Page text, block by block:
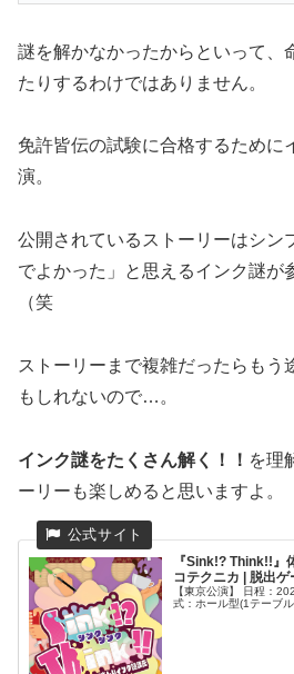
謎を解かなかったからといって、
たりするわけではありません。
免許皆伝の試験に合格するために
演。
公開されているストーリーはシン
でよかった」と思えるインク謎が
（笑
ストーリーまで複雑だったらもう
もしれないので…。
インク謎をたくさん解く！！ を理
ーリーも楽しめると思いますよ。
『Sink!? Think!!』
コテクニカ | 脱出
【東京公演】 日程：
式：ホール型(1テーブ